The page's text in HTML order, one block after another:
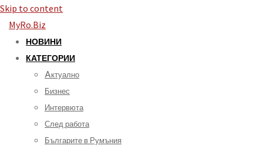
Skip to content
MyRo.Biz
НОВИНИ
КАТЕГОРИИ
Aктуално
Бизнес
Интервюта
След работа
Българите в Румъния